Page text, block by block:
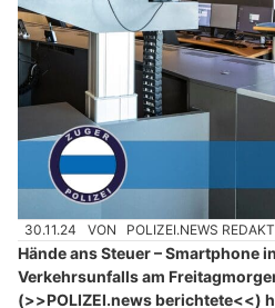
30.11.24 VON POLIZEI.NEWS
Hände ans Steuer – Smartphone
Verkehrsunfalls am
(>>POLIZEI.news berichtete<<)